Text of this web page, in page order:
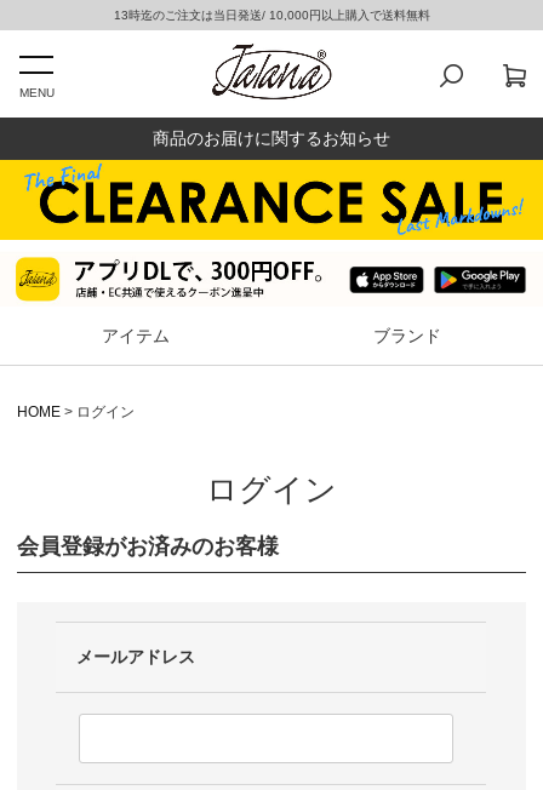
13時迄のご注文は当日発送/ 10,000円以上購入で送料無料
MENU
商品のお届けに関するお知らせ
アイテム ブランド
HOME ログイン
ログイン
会員登録がお済みのお客様
メールアドレス